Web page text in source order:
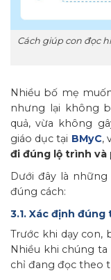
Cách giúp con đọc
Nhiều bố mẹ
nhưng lại không
quả, vừa không
giáo dục tại BMyC,
đi đúng lộ trình và
Dưới đây là
đúng cách:
3.1. Xác định
Trước khi dạy con,
Nhiều khi chúng
chỉ đang đọc theo